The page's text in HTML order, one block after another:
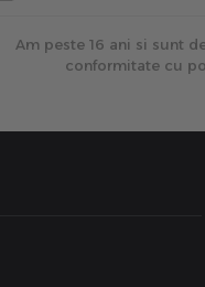
Am peste 16 ani si sunt
conformitate cu